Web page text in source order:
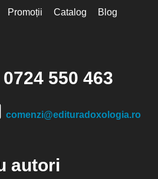
Promoții Catalog
Blog
0724 550 463
comenzi@edituradoxologia.ro
autori